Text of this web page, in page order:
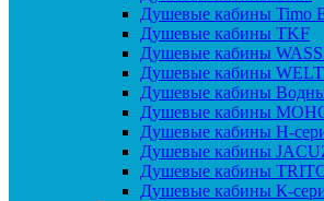
Душевые кабины Timo
Душевые кабины TKF
Душевые кабины
Душевые кабины
Душевые кабины
Душевые кабины
Душевые кабины H-
Душевые кабины
Душевые кабины
Душевые кабины К-